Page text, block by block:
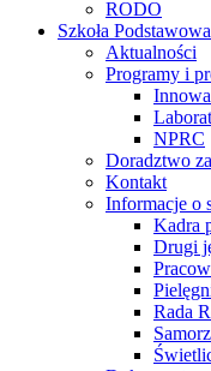
RODO
Szkoła
Aktualności
Programy i
NPRC
Doradztwo
Kontakt
Informacje o
Kadra
Drugi
Rada